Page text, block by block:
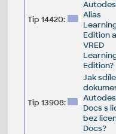
Tip 14420:
Alias
Edition a
VRED
Edition?
Tip 13908:
Jak
Docs s
bez
Docs?